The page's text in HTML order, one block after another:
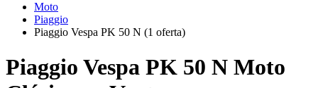
Moto
Piaggio
Piaggio Vespa PK 50 N (1 oferta)
Piaggio Vespa PK 50 N Moto